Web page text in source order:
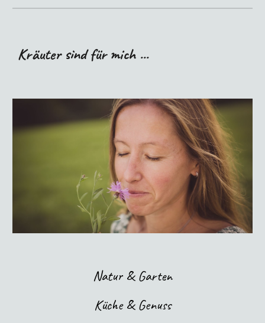
Kräuter sind für mich ...
Natur & Garten
Küche & Genuss